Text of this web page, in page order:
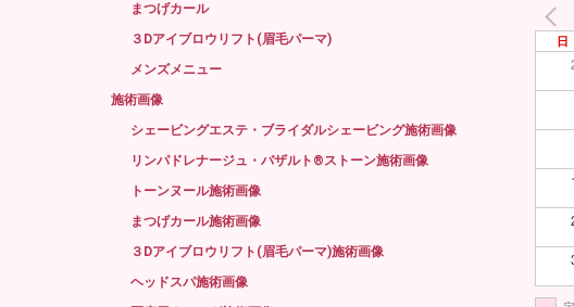
まつげカール
３Dアイブロウリフト(眉毛パーマ)
メンズメニュー
施術画像
シェービングエステ・ブライダルシェービング施術画像
リンパドレナージュ・バザルト®ストーン施術画像
トーンヌール施術画像
まつげカール施術画像
３Dアイブロウリフト(眉毛パーマ)施術画像
ヘッドスパ施術画像
日